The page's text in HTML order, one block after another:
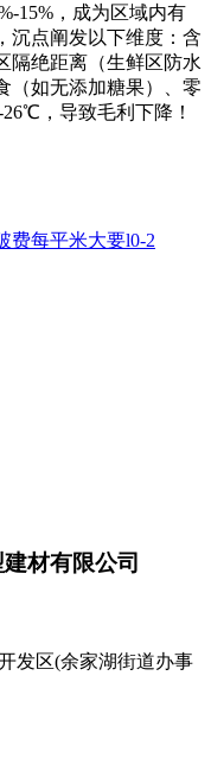
15%，成为区域内有
沉点阐发以下维度：含
隔绝距离（生鲜区防水
（如无添加糖果）、零
，导致毛利下降！
费每平米大要l0-2
材有限公司
发区(余家湖街道办事